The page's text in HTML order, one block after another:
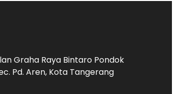
Graha Raya Bintaro Pondok
Pd. Aren, Kota Tangerang